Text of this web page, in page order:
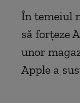
În temeiul
să forțeze
unor
Apple a